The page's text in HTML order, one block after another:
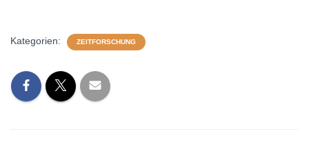
Kategorien: ZEITFORSCHUNG